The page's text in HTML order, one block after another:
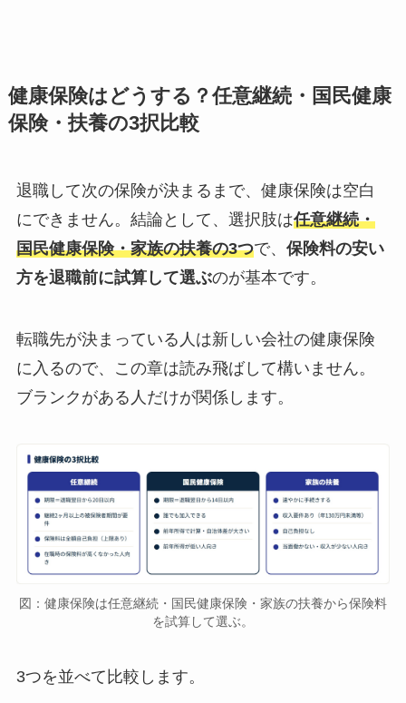
健康保険はどうする？任意継続・国民健康
保険・扶養の3択比較
退職して次の保険が決まるまで、健康保険は空白
にできません。結論として、選択肢は任意継続・
国民健康保険・家族の扶養の3つで、 保険料の安い
方を退職前に試算して選ぶのが基本です。
転職先が決まっている人は新しい会社の健康保険
に入るので、この章は読み飛ばして構いません。
ブランクがある人だけが関係します。
図：健康保険は任意継続・国民健康保険・家族の扶養から保険料
を試算して選ぶ。
3つを並べて比較します。